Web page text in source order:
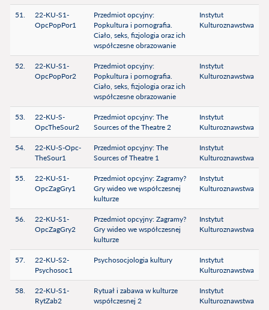
51.
22-KU-S1-
OpcPopPor1
Przedmiot opcyjny:
Popkultura i pornografia.
Ciało, seks, fizjologia oraz ich
współczesne obrazowanie
Instytut
Kulturoznawstwa
52.
22-KU-S1-
OpcPopPor2
Przedmiot opcyjny:
Popkultura i pornografia.
Ciało, seks, fizjologia oraz ich
współczesne obrazowanie
Instytut
Kulturoznawstwa
53.
22-KU-S-
OpcTheSour2
Przedmiot opcyjny: The
Sources of the Theatre 2
Instytut
Kulturoznawstwa
54.
22-KU-S-Opc-
TheSour1
Przedmiot opcyjny: The
Sources of Theatre 1
Instytut
Kulturoznawstwa
55.
22-KU-S1-
OpcZagGry1
Przedmiot opcyjny: Zagramy?
Gry wideo we współczesnej
kulturze
Instytut
Kulturoznawstwa
56.
22-KU-S1-
OpcZagGry2
Przedmiot opcyjny: Zagramy?
Gry wideo we współczesnej
kulturze
Instytut
Kulturoznawstwa
57.
22-KU-S2-
Psychosoc1
Psychosocjologia kultury
Instytut
Kulturoznawstwa
58.
22-KU-S1-
RytZab2
Rytuał i zabawa w kulturze
współczesnej 2
Instytut
Kulturoznawstwa